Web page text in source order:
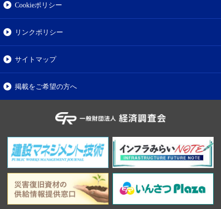
Cookieポリシー
リンクポリシー
サイトマップ
掲載をご希望の方へ